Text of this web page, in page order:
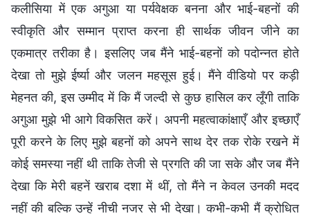
कलीसिया में एक अगुआ या पर्यवेक्षक बनना और भाई-बहनों की
स्वीकृति और सम्मान प्राप्त करना ही सार्थक जीवन जीने का
एकमात्र तरीका है। इसलिए जब मैंने भाई-बहनों को पदोन्नत होते
देखा तो मुझे ईर्ष्या और जलन महसूस हुई। मैंने वीडियो पर कड़ी
मेहनत की, इस उम्मीद में कि मैं जल्दी से कुछ हासिल कर लूँगी ताकि
अगुआ मुझे भी आगे विकसित करें। अपनी महत्वाकांक्षाएँ और इच्छाएँ
पूरी करने के लिए मुझे बहनों को अपने साथ देर तक रोके रखने में
कोई समस्या नहीं थी ताकि तेजी से प्रगति की जा सके और जब मैंने
देखा कि मेरी बहनें खराब दशा में थीं, तो मैंने न केवल उनकी मदद
नहीं की बल्कि उन्हें नीची नजर से भी देखा। कभी-कभी मैं क्रोधित